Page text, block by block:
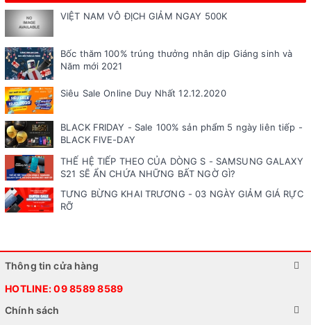
VIỆT NAM VÔ ĐỊCH GIẢM NGAY 500K
Bốc thăm 100% trúng thưởng nhân dịp Giáng sinh và
Năm mới 2021
Siêu Sale Online Duy Nhất 12.12.2020
BLACK FRIDAY - Sale 100% sản phẩm 5 ngày liên tiếp -
BLACK FIVE-DAY
THẾ HỆ TIẾP THEO CỦA DÒNG S - SAMSUNG GALAXY
S21 SẼ ẨN CHỨA NHỮNG BẤT NGỜ GÌ?
TƯNG BỪNG KHAI TRƯƠNG - 03 NGÀY GIẢM GIÁ RỰC
RỠ
Thông tin cửa hàng
HOTLINE:09 8589 8589
Chính sách